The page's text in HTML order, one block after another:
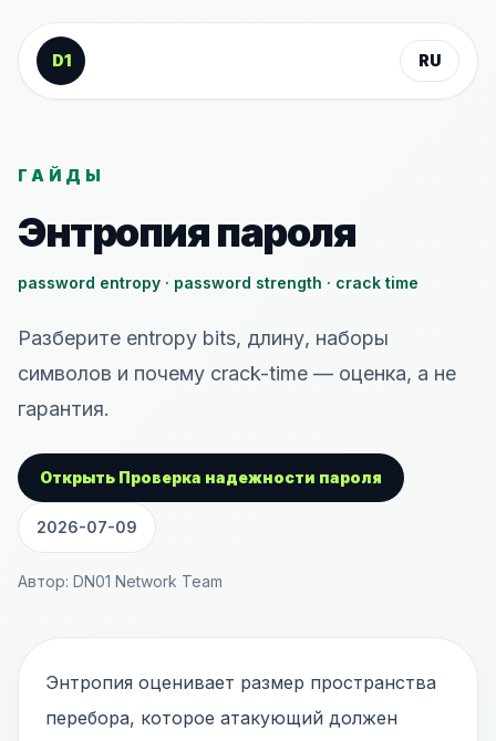
К содержанию
D1
RU
ГАЙДЫ
Энтропия пароля
password entropy · password strength · crack time
Разберите entropy bits, длину, наборы
символов и почему crack-time — оценка, а не
гарантия.
Открыть Проверка надежности пароля
2026-07-09
Автор: DN01 Network Team
Энтропия оценивает размер пространства
перебора, которое атакующий должен